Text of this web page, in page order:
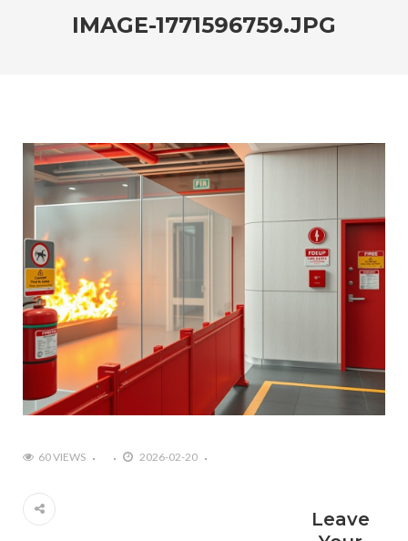
IMAGE-1771596759.JPG
60 VIEWS 2026-02-20
Leave